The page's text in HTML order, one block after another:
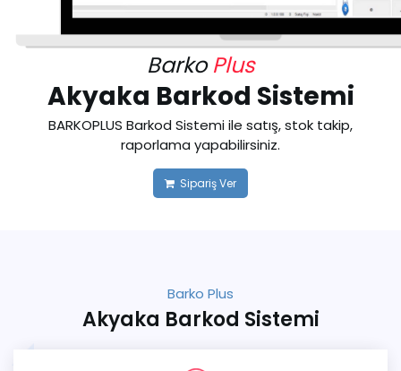
BarkoPlus
Akyaka Barkod Sistemi
BARKOPLUS Barkod Sistemi ile satış, stok takip,
raporlama yapabilirsiniz.
Sipariş Ver
Barko Plus
Akyaka Barkod Sistemi